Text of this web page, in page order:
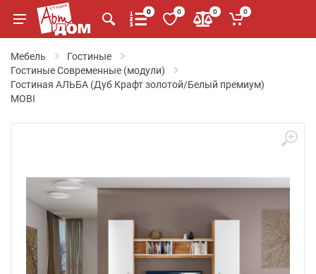
0 0 0 0
Мебель
Гостиные
Гостиные Современные (модули)
Гостиная АЛЬБА (Дуб Крафт золотой/Белый премиум)
MOBI